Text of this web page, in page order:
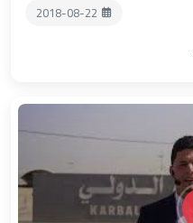
2018-08-22